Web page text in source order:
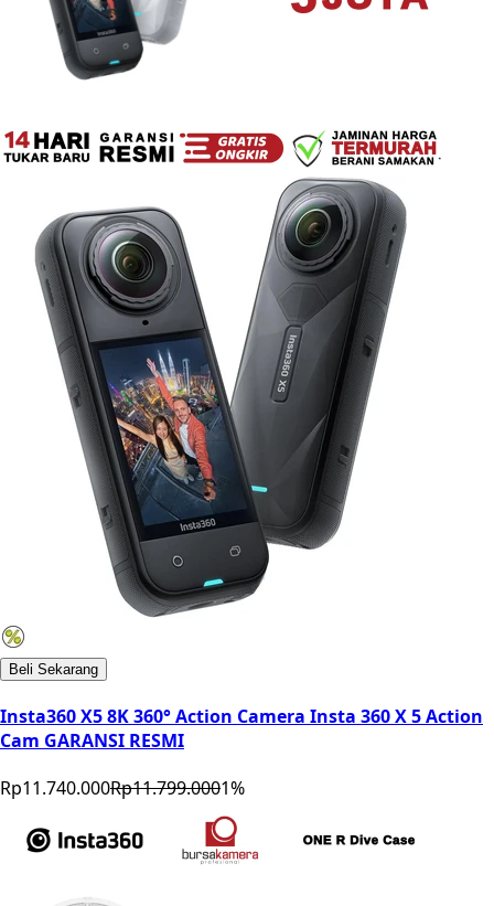
Beli Sekarang
Insta360 X5 8K 360° Action Camera Insta 360 X 5 Action
Cam GARANSI RESMI
Rp11.740.000Rp11.799.0001%